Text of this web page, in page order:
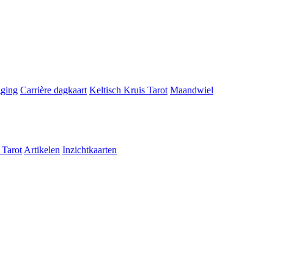
Carrière dagkaart Keltisch Kruis Tarot Maandwiel
Artikelen Inzichtkaarten